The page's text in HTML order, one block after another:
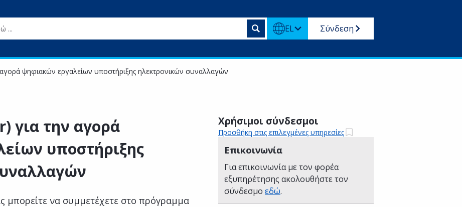
EL Σύνδεση
ψηφιακών εργαλείων υποστήριξης ηλεκτρονικών συναλλαγών
για την αγορά
υποστήριξης
μπορείτε να συμμετέχετε στο πρόγραμμα
Χρήσιμοι σύνδεσμοι
Προσθήκη στις επιλεγμένες υπηρεσίες
Επικοινωνία
Για επικοινωνία με τον φορέα
εξυπηρέτησης ακολουθήστε τον
σύνδεσμο εδώ.